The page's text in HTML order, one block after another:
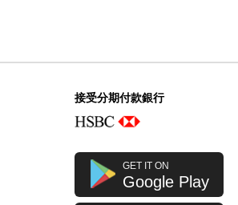
Chanel 香奈兒 手袋
Gp 單肩包/斜挎包
32,800.00
接受分期付款銀行
GET IT ON
Google Play